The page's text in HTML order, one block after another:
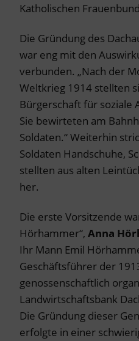
Katholischen
Die Gründung des
war eng mit den
verbunden. „Nach der
Weltkrieg 1914 stellten
Bürgerschaft für soziale
Sie bewirteten am
Soldaten.“ Weiterhin
Soldaten Handschuhe,
stellten aus alten
her.
Die erste Vorsitzende
Hörhammer“, Anna
Ihr Mann Emil
Geschäftsführer der
genossenschaftlich
Landwirtschaftsbank
Die Gründung dieser
erfolgte in einer